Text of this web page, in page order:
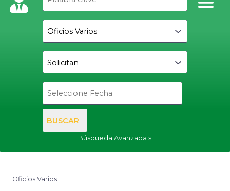
BUSCAR
Búsqueda Avanzada
Oficios Varios